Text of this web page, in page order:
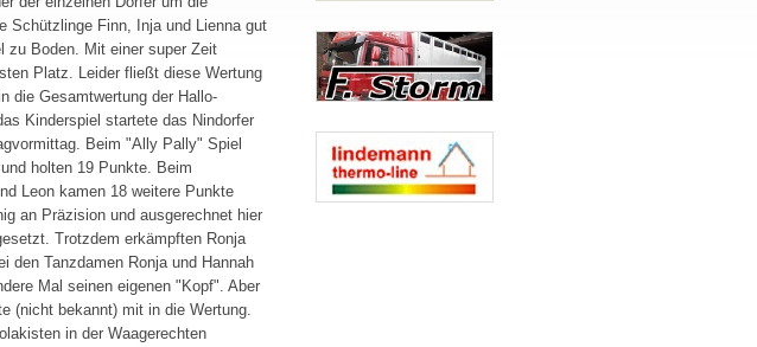
Schützlinge Finn, Inja und Lienna gut
zu Boden. Mit einer super Zeit
Platz. Leider fließt diese Wertung
die Gesamtwertung der Hallo-
Kinderspiel startete das Nindorfer
Beim "Ally Pally" Spiel
holten 19 Punkte. Beim
Leon kamen 18 weitere Punkte
an Präzision und ausgerechnet hier
Trotzdem erkämpften Ronja
den Tanzdamen Ronja und Hannah
Mal seinen eigenen "Kopf". Aber
(nicht bekannt) mit in die Wertung.
in der Waagerechten